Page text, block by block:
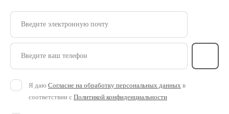
Введите электронную почту
Введите ваш телефон
Я даю Согласие на обработку персональных данных в
соответствии с Политикой конфиденциальности